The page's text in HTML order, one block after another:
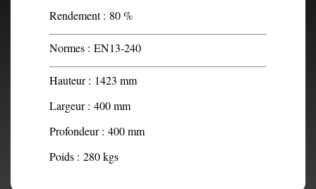
Rendement : 80 %
Normes : EN13-240
Hauteur : 1423 mm
Largeur : 400 mm
Profondeur : 400 mm
Poids : 280 kgs